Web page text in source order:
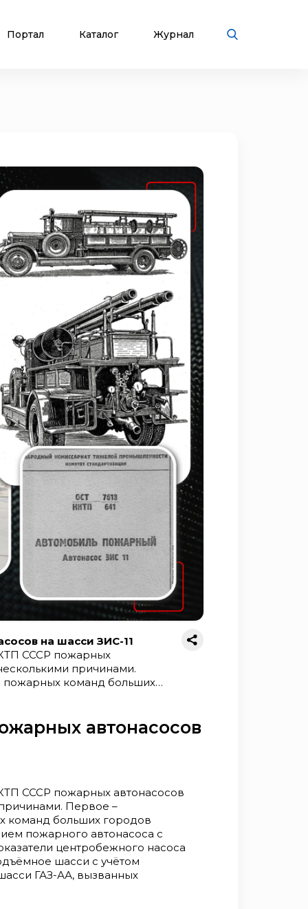
Портал Каталог Журнал
на шасси ЗИС-11
СССР пожарных
причинами.
пожарных команд больших
более
недостатков автонасоса на
батареи и от магнето. Два
под сидениями кабины и
передач к заднему мосту и
валами через
(позднее -
циркуляции воды,
автонасосов
СССР пожарных автонасосов
Первое –
команд больших городов
пожарного автонасоса с
центробежного насоса
шасси с учётом
ГАЗ-АА, вызванных